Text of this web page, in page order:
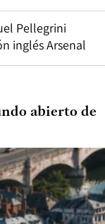
Pellegrini
inglés Arsenal
abierto de